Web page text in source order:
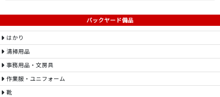
バックヤード備品
はかり
清掃用品
事務用品・文房具
作業服・ユニフォーム
靴